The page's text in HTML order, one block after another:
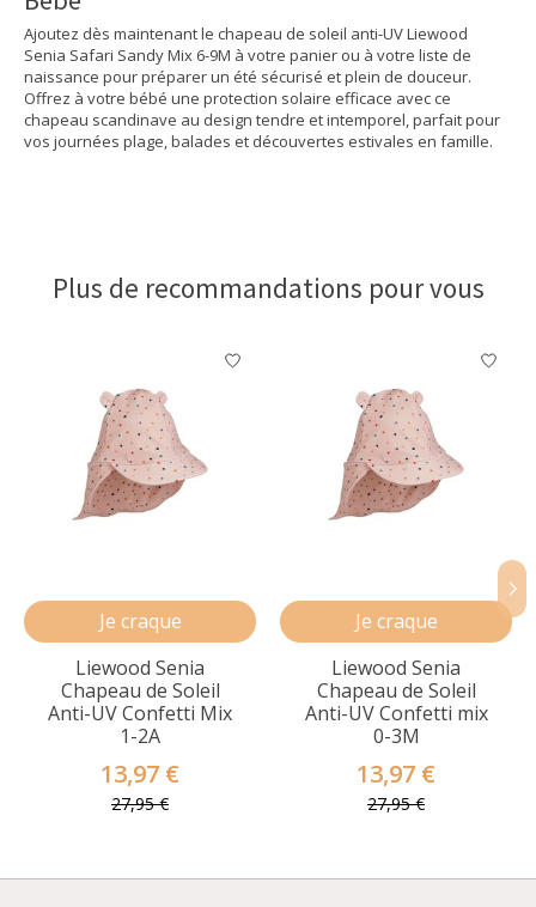
Ajoutez dès maintenant le chapeau de soleil anti-UV Liewood
Senia Safari Sandy Mix 6-9M à votre panier ou à votre liste de
naissance pour préparer un été sécurisé et plein de douceur.
Offrez à votre bébé une protection solaire efficace avec ce
chapeau scandinave au design tendre et intemporel, parfait pour
vos journées plage, balades et découvertes estivales en famille.
Plus de recommandations pour vous
Articles du carrousel de produits
Je craque
Liewood Senia
Chapeau de Soleil
Anti-UV Confetti Mix
1-2A
13,97 €
27,95 €
Je craque
Liewood Senia
Chapeau de Soleil
Anti-UV Confetti mix
0-3M
13,97 €
27,95 €